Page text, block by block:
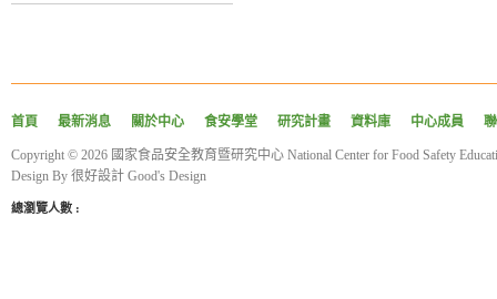
首頁 最新消息 關於中心 食安學堂 研究計畫 資料庫 中心成員
Copyright © 2026 國家食品安全教育暨研究中心 National Center for Food Safety
Design By 很好設計 Good's Design
總瀏覽人數 :